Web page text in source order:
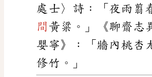
處士〉詩：「夜雨翦
間黃粱。」《聊齋志
嬰寧》：「牆內桃杏
修竹。」